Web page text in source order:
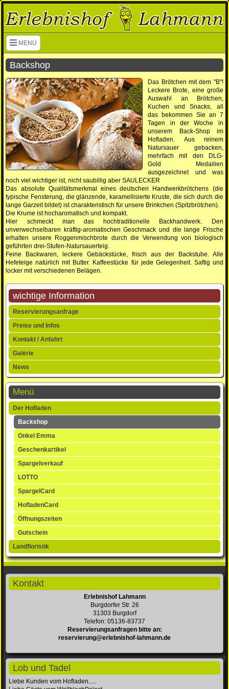
MENU
Navigation überspringen
Backshop
Das Brötchen mit dem "B"!
Leckere Brote, eine große
Auswahl an Brötchen,
Kuchen und Snacks, all
das bekommen Sie an 7
Tagen in der Woche in
unserem Back-Shop im
Hofladen. Aus reinem
Natursauer gebacken,
mehrfach mit den DLG-
Gold Medailien
ausgezeichnet und was
noch viel wichtiger ist, nicht saubillig aber SAULECKER
Das absolute Qualitätsmerkmal eines deutschen Handwerkbrötchens (die
typische Fensterung, die glänzende, karamellisierte Kruste, die sich durch die
lange Garzeit bildet) ist charakteristisch für unsere Brinkchen (Spitzbrötchen).
Die Krume ist hocharomatisch und kompakt.
Hier schmeckt man das hochtraditionelle Backhandwerk. Den
unverwechselbaren kräftig-aromatischen Geschmack und die lange Frische
erhalten unsere Roggenmischbrote durch die Verwendung von biologisch
geführten drei-Stufen-Natursauerteig.
Feine Backwaren, leckere Gebäckstücke, frisch aus der Backstube. Alle
Hefeteige natürlich mit Butter. Kaffeestücke für jede Gelegenheit. Saftig und
locker mit verschiedenen Belägen.
wichtige Information
Navigation
überspringen
Reservierungsanfrage
Preise und Infos
Kontakt / Anfahrt
Galerie
News
Menü
Navigation
überspringen
Der Hofladen
Backshop
Onkel Emma
Geschenkartikel
Spargelverkauf
LOTTO
SpargelCard
HofladenCard
Öffnungszeiten
Gutschein
Landfloristik
Kontakt
Erlebnishof Lahmann
Burgdorfer Str. 26
31303 Burgdorf
Telefon: 05136-83737
Reservierungsanfragen bitte an:
reservierung@erlebnishof-lahmann.de
Lob und Tadel
Liebe Kunden vom Hofladen.....